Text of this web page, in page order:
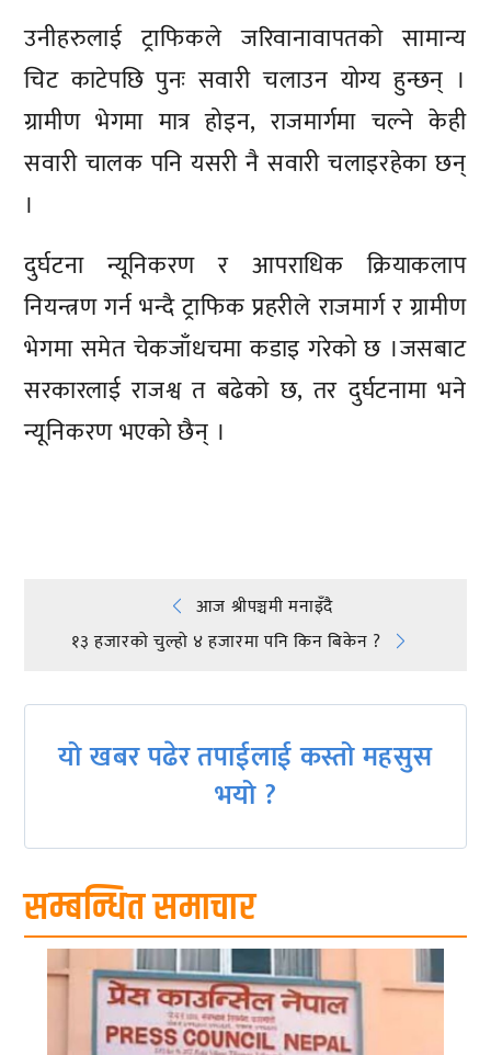
उनीहरुलाई ट्राफिकले जरिवानावापतको सामान्य
चिट काटेपछि पुनः सवारी चलाउन योग्य हुन्छन् ।
ग्रामीण भेगमा मात्र होइन, राजमार्गमा चल्ने केही
सवारी चालक पनि यसरी नै सवारी चलाइरहेका छन्
।
दुर्घटना न्यूनिकरण र आपराधिक क्रियाकलाप
नियन्त्रण गर्न भन्दै ट्राफिक प्रहरीले राजमार्ग र ग्रामीण
भेगमा समेत चेकजाँधचमा कडाइ गरेको छ ।जसबाट
सरकारलाई राजश्व त बढेको छ, तर दुर्घटनामा भने
न्यूनिकरण भएको छैन् ।
Post
navigation
आज श्रीपञ्चमी मनाइँदै
१३ हजारको चुल्हो ४ हजारमा पनि किन बिकेन ?
यो खबर पढेर तपाईलाई कस्तो महसुस
भयो ?
सम्बन्धित समाचार